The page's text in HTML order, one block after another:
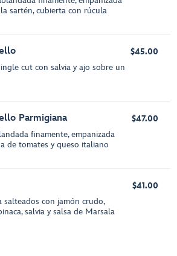
sartén, cubierta con rúcula
cut con salvia y ajo sobre un
$45.00
Parmigiana
finamente, empanizada
de tomates y queso italiano
$47.00
salteados con jamón crudo,
salvia y salsa de Marsala
$41.00